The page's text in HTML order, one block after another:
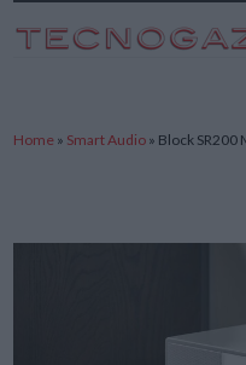
Home » Smart Audio » Block SR200